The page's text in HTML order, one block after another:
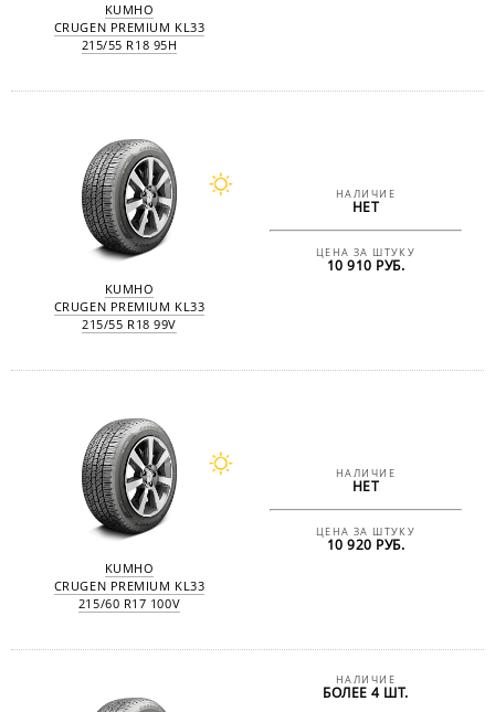
KUMHO
CRUGEN PREMIUM KL33
215/55 R18 95H
KUMHO
CRUGEN PREMIUM KL33
215/55 R18 99V
НАЛИЧИЕ
НЕТ
ЦЕНА ЗА ШТУКУ
10 910 РУБ.
KUMHO
CRUGEN PREMIUM KL33
215/60 R17 100V
НАЛИЧИЕ
НЕТ
ЦЕНА ЗА ШТУКУ
10 920 РУБ.
НАЛИЧИЕ
БОЛЕЕ 4 ШТ.